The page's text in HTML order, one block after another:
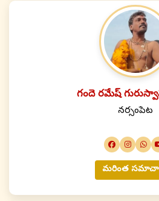
గందె రమేష్
నర్సంపేట
మరింత